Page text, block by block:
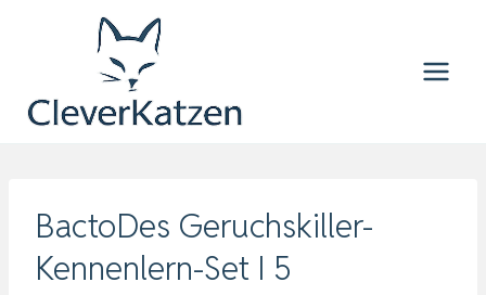
BactoDes Geruchskiller-
Kennenlern-Set I 5